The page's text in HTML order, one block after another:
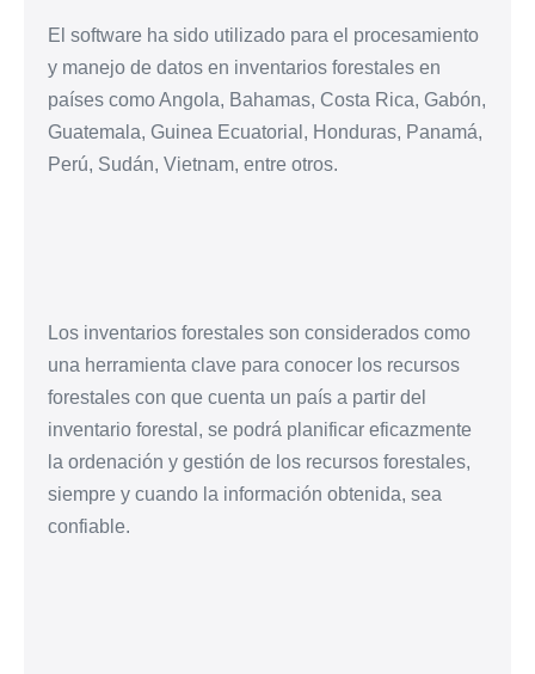
El software ha sido utilizado para el procesamiento
y manejo de datos en inventarios forestales en
países como Angola, Bahamas, Costa Rica, Gabón,
Guatemala, Guinea Ecuatorial, Honduras, Panamá,
Perú, Sudán, Vietnam, entre otros.
Los inventarios forestales son considerados como
una herramienta clave para conocer los recursos
forestales con que cuenta un país a partir del
inventario forestal, se podrá planificar eficazmente
la ordenación y gestión de los recursos forestales,
siempre y cuando la información obtenida, sea
confiable.